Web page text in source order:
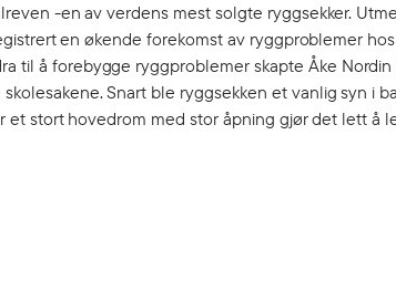
-en av verdens mest solgte ryggsekker.
en økende forekomst av ryggproblemer
til å forebygge ryggproblemer skapte Åke
Snart ble ryggsekken et vanlig syn i
et stort hovedrom med stor åpning gjør det lett å